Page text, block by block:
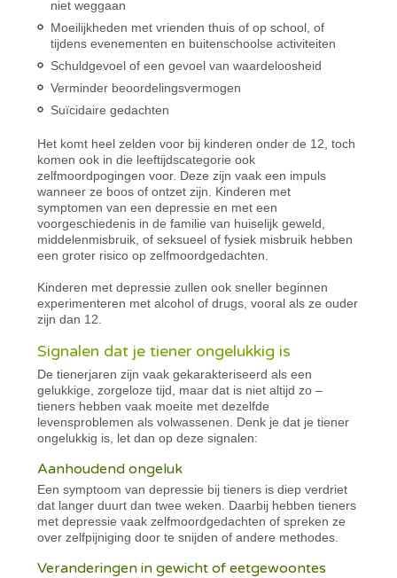
niet weggaan
Moeilijkheden met vrienden thuis of op school, of
tijdens evenementen en buitenschoolse activiteiten
Schuldgevoel of een gevoel van waardeloosheid
Verminder beoordelingsvermogen
Suïcidaire gedachten
Het komt heel zelden voor bij kinderen onder de 12, toch
komen ook in die leeftijdscategorie ook
zelfmoordpogingen voor. Deze zijn vaak een impuls
wanneer ze boos of ontzet zijn. Kinderen met
symptomen van een depressie en met een
voorgeschiedenis in de familie van huiselijk geweld,
middelenmisbruik, of seksueel of fysiek misbruik hebben
een groter risico op zelfmoordgedachten.
Kinderen met depressie zullen ook sneller beginnen
experimenteren met alcohol of drugs, vooral als ze ouder
zijn dan 12.
Signalen dat je tiener ongelukkig is
De tienerjaren zijn vaak gekarakteriseerd als een
gelukkige, zorgeloze tijd, maar dat is niet altijd zo –
tieners hebben vaak moeite met dezelfde
levensproblemen als volwassenen. Denk je dat je tiener
ongelukkig is, let dan op deze signalen:
Aanhoudend ongeluk
Een symptoom van depressie bij tieners is diep verdriet
dat langer duurt dan twee weken. Daarbij hebben tieners
met depressie vaak zelfmoordgedachten of spreken ze
over zelfpijniging door te snijden of andere methodes.
Veranderingen in gewicht of eetgewoontes